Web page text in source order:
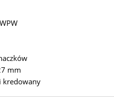
mm
kredowany